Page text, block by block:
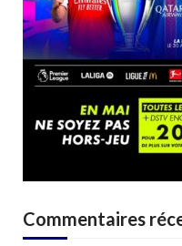
Commentaires